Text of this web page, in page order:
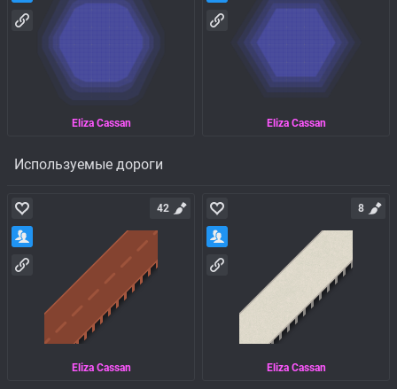
Eliza Cassan Eliza Cassan
Используемые дороги
Eliza Cassan
42
Eliza Cassan
8